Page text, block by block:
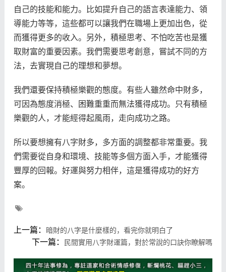
自己的技能和能力。比如提升自己的語言表達能力、領
導能力等等，這些都可以讓我們在職場上更加出色，從
而獲得更多的收入。另外，積極思考、不怕吃苦也是獲
取財富的重要因素。我們需要思考創意，嘗試不同的方
法，去實現自己的理想和夢想。
我們還要保持積極樂觀的態度。有些人雖然命中財多，
可因為態度消極、困難重重而無法獲得成功。只有積極
樂觀的人，才能經得起風雨，走向成功之路。
所以要想擁有八字財多，多方面的調整都非常重要。我
們需要從自身和環境、技能等多個方面入手，才能獲得
豐厚的回報。好運與努力相伴，這是獲得成功的好方
案。
上一篇： 暗財的八字是什麼樣的，看完你就明白了
下一篇： 民間實用八字財運篇，對於常說的口訣你瞭解嗎